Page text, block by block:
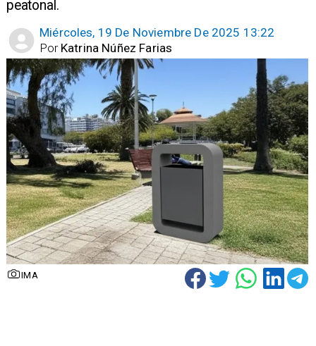
peatonal.
Miércoles, 19 De Noviembre De 2025 13:22
Katrina Núñez Farias
Por
IMA